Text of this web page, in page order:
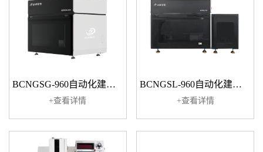
BCNGSG-960自动化建库仪
+查看详情
BCNGSL-960自动化建库仪
+查看详情